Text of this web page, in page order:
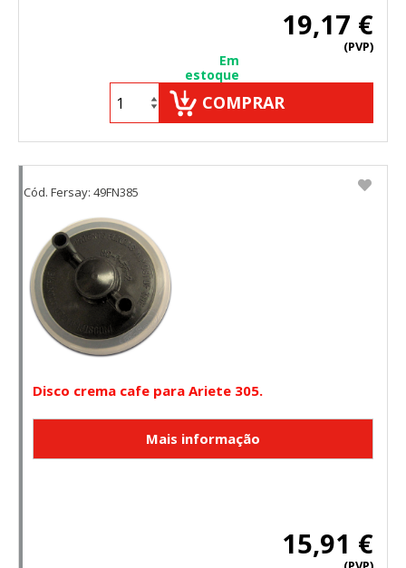
19,17 €
(PVP)
Em
estoque
COMPRAR
Disco crema cafe para Ariete 305.
15,91 €
Cód. Fersay: 49FN385